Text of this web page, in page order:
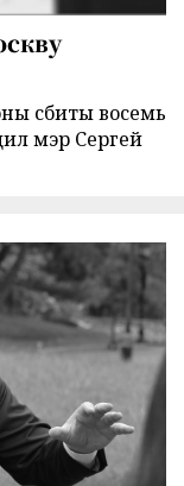
сбиты восемь
мэр Сергей